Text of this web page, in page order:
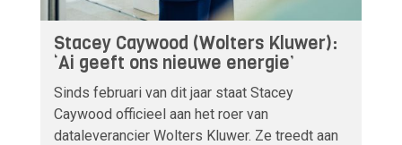
Stacey Caywood (Wolters Kluwer):
‘Ai geeft ons nieuwe energie’
Sinds februari van dit jaar staat Stacey
Caywood officieel aan het roer van
dataleverancier Wolters Kluwer. Ze treedt aan